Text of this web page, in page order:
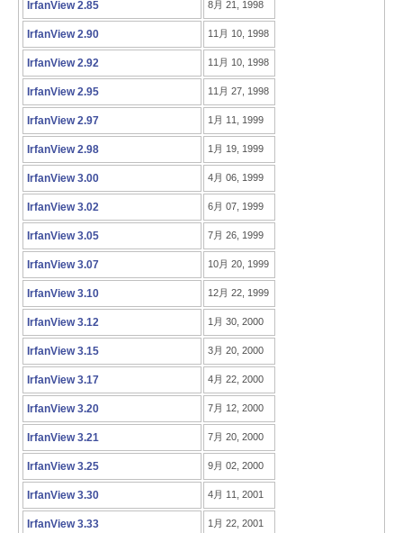
IrfanView 2.85 8月 21, 1998
IrfanView 2.90 11月 10, 1998
IrfanView 2.92 11月 10, 1998
IrfanView 2.95 11月 27, 1998
IrfanView 2.97 1月 11, 1999
IrfanView 2.98 1月 19, 1999
IrfanView 3.00 4月 06, 1999
IrfanView 3.02 6月 07, 1999
IrfanView 3.05 7月 26, 1999
IrfanView 3.07 10月 20, 1999
IrfanView 3.10 12月 22, 1999
IrfanView 3.12 1月 30, 2000
IrfanView 3.15 3月 20, 2000
IrfanView 3.17 4月 22, 2000
IrfanView 3.20 7月 12, 2000
IrfanView 3.21 7月 20, 2000
IrfanView 3.25 9月 02, 2000
IrfanView 3.30 4月 11, 2001
IrfanView 3.33 1月 22, 2001